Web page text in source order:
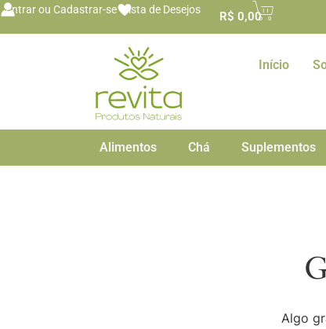
conteúdo
Entrar ou Cadastrar-se Lista de Desejos R$ 0,00
Início
Alimentos Chá Suplementos
Algo